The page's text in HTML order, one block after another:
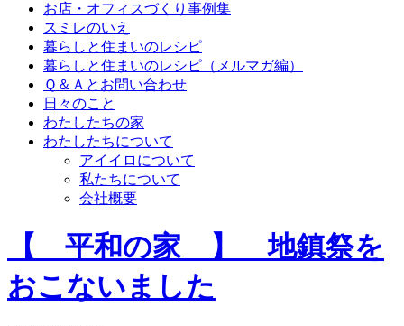
お店・オフィスづくり事例集
スミレのいえ
暮らしと住まいのレシピ
暮らしと住まいのレシピ（メルマガ編）
Ｑ＆Ａとお問い合わせ
日々のこと
わたしたちの家
わたしたちについて
アイイロについて
私たちについて
会社概要
【 平和の家 】 地鎮祭を
おこないました